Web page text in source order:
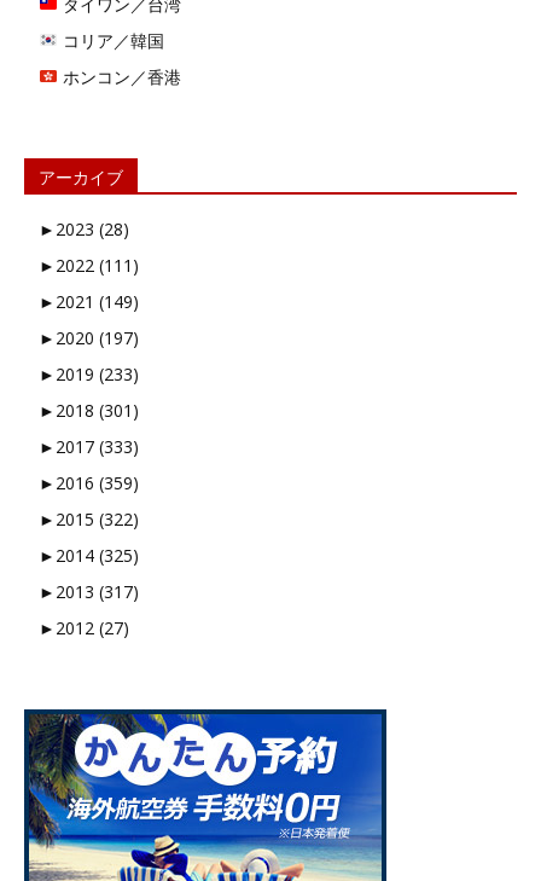
コリア／韓国
ホンコン／香港
アーカイブ
► 2023 (28)
► 2022 (111)
► 2021 (149)
► 2020 (197)
► 2019 (233)
► 2018 (301)
► 2017 (333)
► 2016 (359)
► 2015 (322)
► 2014 (325)
► 2013 (317)
► 2012 (27)